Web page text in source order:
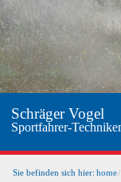
der Reiseenduro
Sie befinden sich hier: home